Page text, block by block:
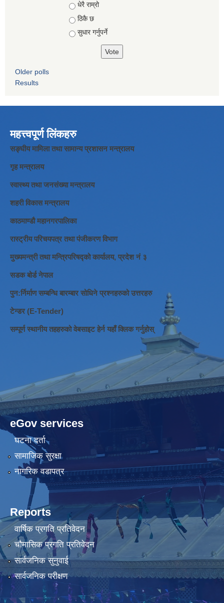
Choices
धेरै राम्रो
ठिकै छ
सुधार गर्नुपर्ने
Older polls
Results
महत्त्वपूर्ण लिंकहरु
सङ्घीय मामिला तथा सामान्य प्रशासन मन्त्रालय
गृह मन्त्रालय
स्वास्थ्य तथा जनसंख्या मन्त्रालय
शहरी विकास मन्त्रालय
काठमाण्डौ महानगरपालिका
रास्ट्रीय परिचयपत्र तथा पंजीकरण विभाग
मुख्यमन्त्री तथा मन्त्रिपरिषद्को कार्यालय, प्रदेश नं ३
सडक बोर्ड नेपाल
पुन:र्निर्माण सम्बन्धि बारम्बार सोधिने प्रश्नहरुको उत्तरहरु
टेन्डर (E-Tender)
सम्पूर्ण स्थानीय तहहरुको वेबसाइट हेर्न यहाँ क्लिक गर्नुहोस्
eGov services
घटना दर्ता
सामाजिक सुरक्षा
नागरिक वडापत्र
Reports
वार्षिक प्रगति प्रतिवेदन
चौमासिक प्रगति प्रतिवेदन
सार्वजनिक सुनुवाई
सार्वजनिक परीक्षण